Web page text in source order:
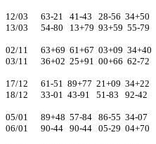
12/03 63-21 41-43 28-56 34+50
13/03 54-80 13+79 93+59 55-79
02/11 63+69 61+67 03+09 34+40
03/11 36+02 25+91 00+66 62-72
17/12 61-51 89+77 21+09 34+22
18/12 33-01 43-91 51-83 92-42
05/01 89+48 57-84 86-55 34-07
06/01 90-44 90-44 05-29 04+70